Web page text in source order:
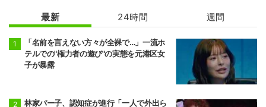
最新 24時間 週間
「名前を言えない方々が全裸で…」一流ホ
テルでの"権力者の遊び"の実態を元港区女
子が暴露
林家パー子、認知症が進行「一人で外出ら